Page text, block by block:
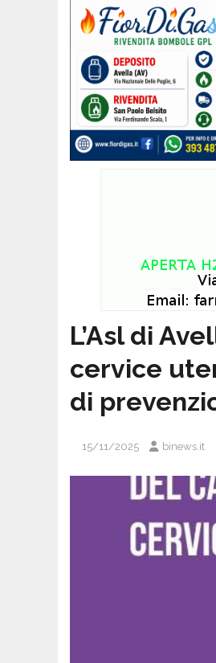
L’Asl di
cervice
di
15/11/2025 binews.it